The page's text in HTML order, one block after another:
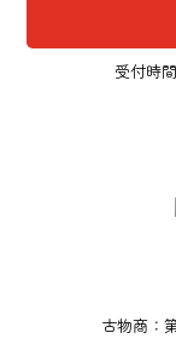
受付時
古物商：